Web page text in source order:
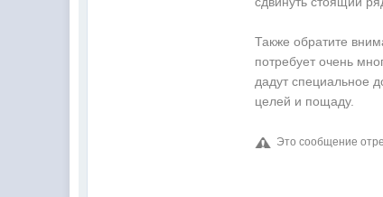
Также обратите
потребует очень
дадут специальное
целей и пощаду.
Это сообщение